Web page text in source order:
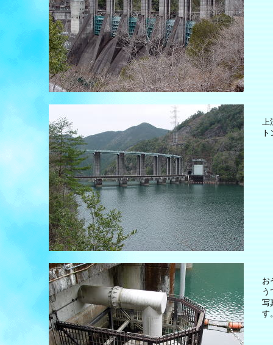
上
お
う
写
す